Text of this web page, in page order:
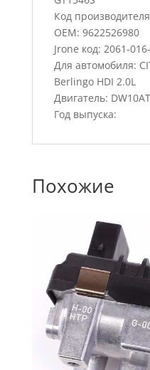
Код
OEM: 9622526980
Jrone код: 2061-
Для автомобиля:
Berlingo HDI 2.0L
Двигатель:
Год выпуска:
Похожие